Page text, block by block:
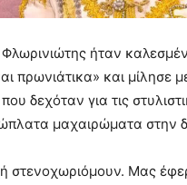
ήταν
πρωνιάτικα» και μίλησε
δεχόταν για τις
μαχαιρώματα στην
στενοχωριόμουν. Μας